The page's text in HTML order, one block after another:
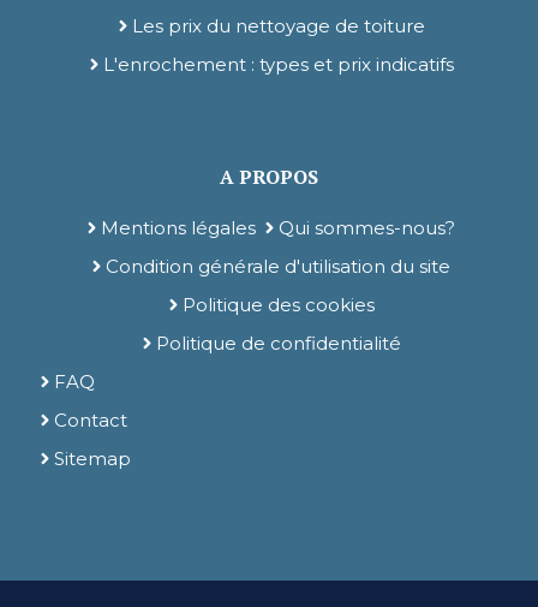
Les prix du nettoyage de toiture
L'enrochement : types et prix indicatifs
A PROPOS
Mentions légales
Qui sommes-nous?
Condition générale d'utilisation du site
Politique des cookies
Politique de confidentialité
FAQ
Contact
Sitemap